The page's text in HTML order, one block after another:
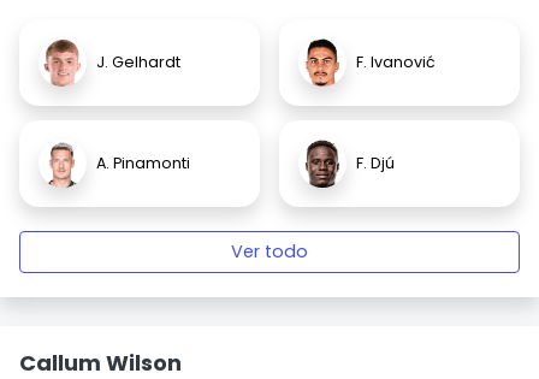
J. Gelhardt F. Ivanović
A. Pinamonti F. Djú
Ver todo
Callum Wilson